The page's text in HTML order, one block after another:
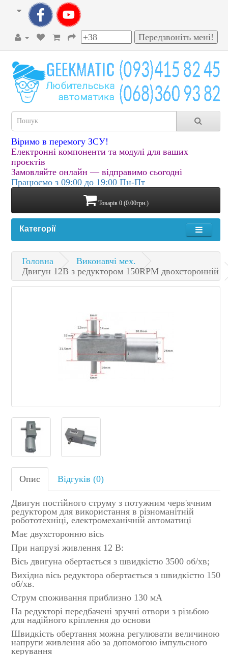
Віримо в перемогу ЗСУ!
Електронні компоненти та модулі для ваших
проєктів
Замовляйте онлайн — відправимо сьогодні
Працюємо з 09:00 до 19:00 Пн-Пт
Товарів 0 (0.00грн.)
Категорії
Головна
Виконавчі мех.
Двигун 12В з редуктором 150RPM двохсторонній
Опис Відгуків (0)
Двигун постійного струму з потужним черв'ячним
редуктором для використання в різноманітній
робототехніці, електромеханічній автоматиці
Має двухсторонню вісь
При напрузі живлення 12 В:
Вісь двигуна обертається з швидкістю 3500 об/хв;
Вихідна вісь редуктора обертається з швидкістю 150
об/хв.
Струм споживання приблизно 130 мА
На редукторі передбачені зручні отвори з різьбою
для надійного кріплення до основи
Швидкість обертання можна регулювати величиною
напруги живлення або за допомогою імпульсного
керування